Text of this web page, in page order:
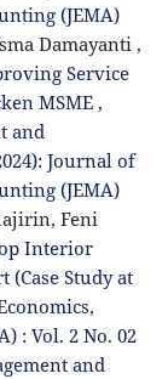
(JEMA)
Damayanti ,
Service
MSME ,
and
Journal of
(JEMA)
Feni
Interior
Study at
: Vol. 2 No. 02
and